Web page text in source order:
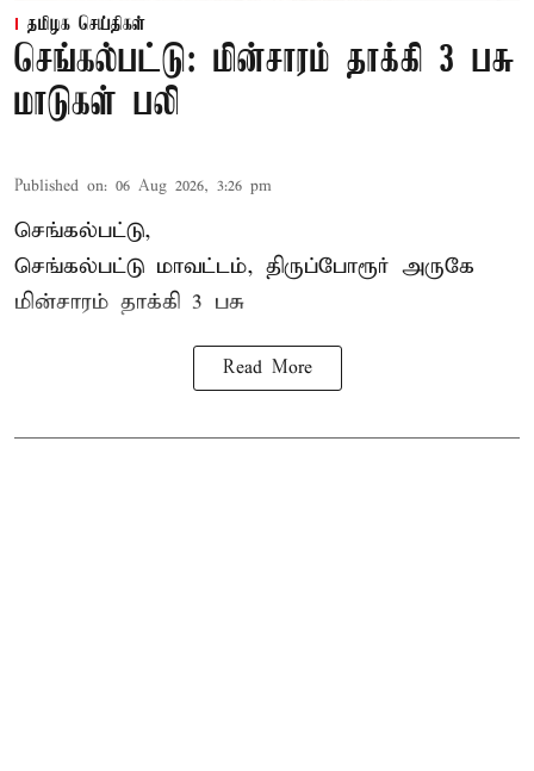
தமிழக செய்திகள்
செங்கல்பட்டு: மின்சாரம் தாக்கி 3 பசு
மாடுகள் பலி
Published on: 06 Aug 2026, 3:26 pm
செங்கல்பட்டு,
செங்கல்பட்டு மாவட்டம், திருப்போரூர் அருகே
மின்சாரம் தாக்கி 3 பசு
Read More